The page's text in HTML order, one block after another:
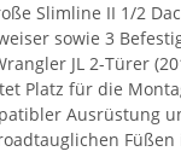
Slimline II 1/2
sowie 3
JL 2-Türer
Platz für die
Ausrüstung